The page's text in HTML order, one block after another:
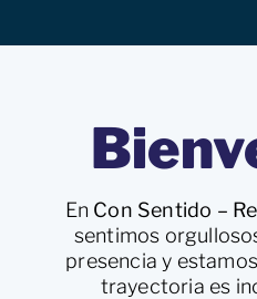
En Con Sentido –
sentimos
presencia y
trayectoria es